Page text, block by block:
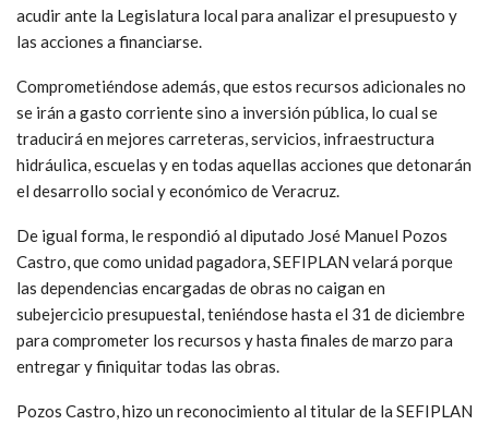
acudir ante la Legislatura local para analizar el presupuesto y
las acciones a financiarse.
Comprometiéndose además, que estos recursos adicionales no
se irán a gasto corriente sino a inversión pública, lo cual se
traducirá en mejores carreteras, servicios, infraestructura
hidráulica, escuelas y en todas aquellas acciones que detonarán
el desarrollo social y económico de Veracruz.
De igual forma, le respondió al diputado José Manuel Pozos
Castro, que como unidad pagadora, SEFIPLAN velará porque
las dependencias encargadas de obras no caigan en
subejercicio presupuestal, teniéndose hasta el 31 de diciembre
para comprometer los recursos y hasta finales de marzo para
entregar y finiquitar todas las obras.
Pozos Castro, hizo un reconocimiento al titular de la SEFIPLAN